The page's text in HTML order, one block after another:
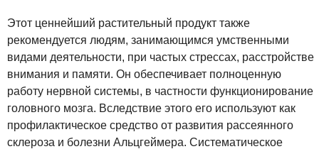
Этот ценнейший растительный продукт также
рекомендуется людям, занимающимся умственными
видами деятельности, при частых стрессах, расстройстве
внимания и памяти. Он обеспечивает полноценную
работу нервной системы, в частности функционирование
головного мозга. Вследствие этого его используют как
профилактическое средство от развития рассеянного
склероза и болезни Альцгеймера. Систематическое